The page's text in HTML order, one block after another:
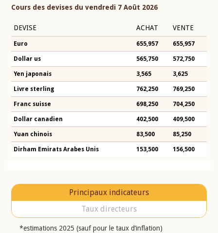
Cours des devises du vendredi 7 Août 2026
DEVISE ACHAT VENTE
Euro 655,957 655,957
Dollar us 565,750 572,750
Yen japonais 3,565 3,625
Livre sterling 762,250 769,250
Franc suisse 698,250 704,250
Dollar canadien 402,500 409,500
Yuan chinois 83,500 85,250
Dirham Emirats Arabes Unis 153,500 156,500
Principaux indicateurs
Taux directeurs
*estimations 2025 (sauf pour le taux d’inflation)